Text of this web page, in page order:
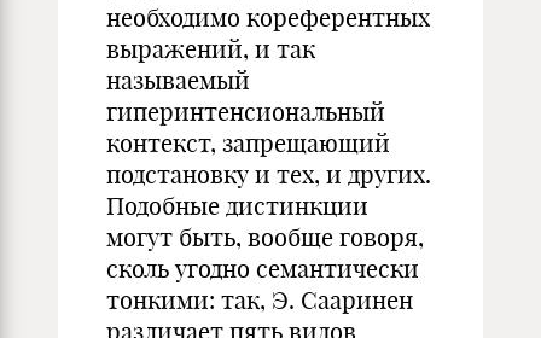
необходимо кореферентных
выражений, и так
называемый
гиперинтенсиональный
контекст, запрещающий
подстановку и тех, и других.
Подобные дистинкции
могут быть, вообще говоря,
сколь угодно семантически
тонкими: так, Э. Сааринен
различает пять видов